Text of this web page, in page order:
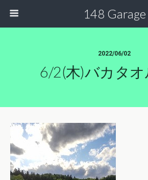
148 Garage
2022/06/02
6/2(木)バカタ